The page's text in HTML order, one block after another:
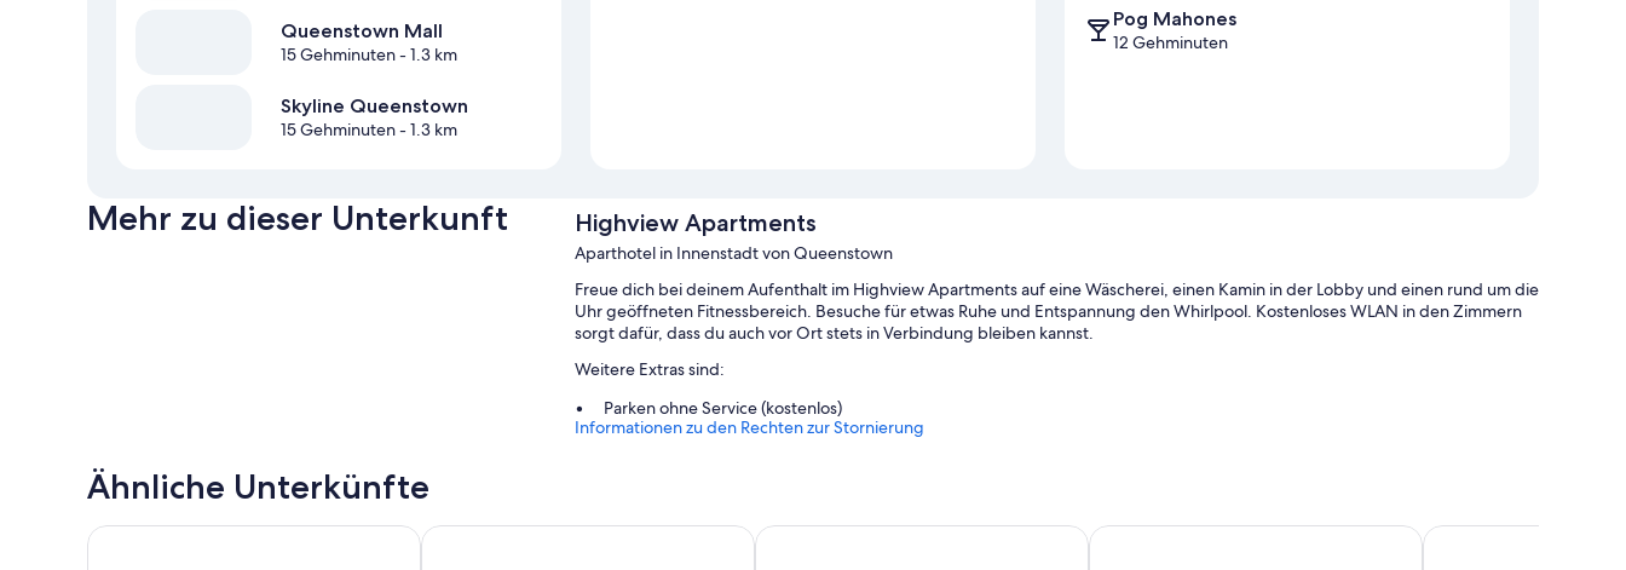
Queenstown Mall
15 Gehminuten- 1.3 km
Skyline Queenstown
15 Gehminuten- 1.3 km
Pog Mahones
12 Gehminuten
Mehr zu dieser Unterkunft Highview Apartments
Aparthotel in Innenstadt von Queenstown
Freue dich bei deinem Aufenthalt im Highview Apartments auf eine Wäscherei, einen Kamin in der Lobby und einen rund um die
Uhr geöffneten Fitnessbereich. Besuche für etwas Ruhe und Entspannung den Whirlpool. Kostenloses WLAN in den Zimmern
sorgt dafür, dass du auch vor Ort stets in Verbindung bleiben kannst.
Weitere Extras sind:
Parken ohne Service (kostenlos)
Gepäckaufbewahrung, Unterstützung bei der Tourenplanung/beim Ticketerwerb und ein Safe an der Rezeption
Informationen zu den Rechten zur Stornierung
Ähnliche Unterkünfte
Ramada by Wyndham Queenstown CentralSudima Queenstown Five Mile voco Queenstown by IHG Swiss-Belsuites Pounamu QueenstownLa Quinta by